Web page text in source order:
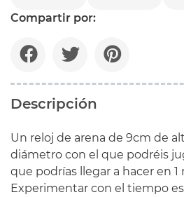
Compartir por:
Descripción
Un reloj de arena de 9cm de
diámetro con el que podréis
que podrías llegar a hacer en
Experimentar con el tiempo